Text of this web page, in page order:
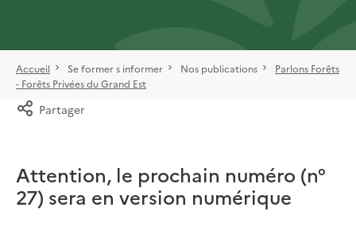
Accueil Se former s informer Nos publications
Parlons Forêts
- Forêts Privées du Grand Est
Partager
Attention, le prochain numéro (n°
27) sera en version numérique